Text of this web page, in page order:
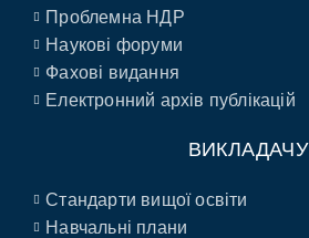
Проблемна НДР
Наукові форуми
Фахові видання
Електронний архів публікацій
ВИКЛАДАЧУ
Стандарти вищої освіти
Навчальні плани